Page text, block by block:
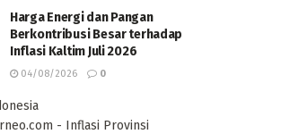
Harga Energi dan Pangan
Berkontribusi Besar terhadap
Inflasi Kaltim Juli 2026
04/08/2026 0
- Inflasi Provinsi